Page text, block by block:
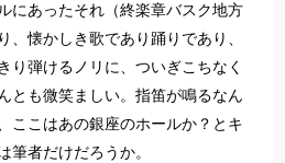
にあったそれ（終楽章バスク地方
、懐かしき歌であり踊りであり、
り弾けるノリに、ついぎこちなく
とも微笑ましい。指笛が鳴るなん
ここはあの銀座のホールか？とキ
筆者だけだろうか。